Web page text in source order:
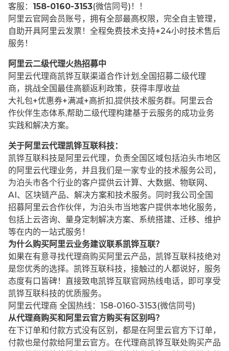
客服： 158-0160-3153(微信同号)！！
阿里云官网会员账号，拥有全部最高权限，完全自主管理，
自助开具阿里云发票！全程免费技术支持+24小时技术售后
服务！
阿里云二级代理火热招募中
阿里云代理商凯铧互联渠道合作计划,全国招募二级代理
商，挑战全国最佳高额返利政策，获得丰厚收益
大礼包+优惠券+满减+高折扣,提供技术服务群。阿里云合
作伙伴生态体系,帮助二级代理构建基于云服务的成功业务
实践和解决方案。
关于阿里云代理凯铧互联科技：
凯铧互联科技是阿里云代理，负责全国区域包括泊头市地区
的阿里云代理业务，并且我们是一家专业的技术服务公司，
为泊头市各个行业的客户提供云计算、大数据、物联网、
AI、区块链产品、解决方案和技术服务。同时我公司全国
招募阿里云合作伙伴，为泊头市当地客户提供本地化服务，
包括上云咨询、量身定制解决方案、系统搭建、迁移、维护
等在内的一站式服务！
为什么购买阿里云业务建议联系凯铧互联？
如果在有意寻找代理商购买阿里云产品，凯铧互联科技绝对
是您优秀的选择。凯铧互联科技，接触过的人都说好，服务
态度有口皆碑！直接致电凯铧互联官网热线电话，即可享受
凯铧互联科技的优质服务。
阿里云代理商 全国热线：158-0160-3153(微信同号)
从代理商购买和阿里云官方购买有区别吗？
在下订单和付款方式没有区别，都是在阿里云官方下订单，
付款也是付款给阿里云官方。在代理商凯铧互联处购买产品